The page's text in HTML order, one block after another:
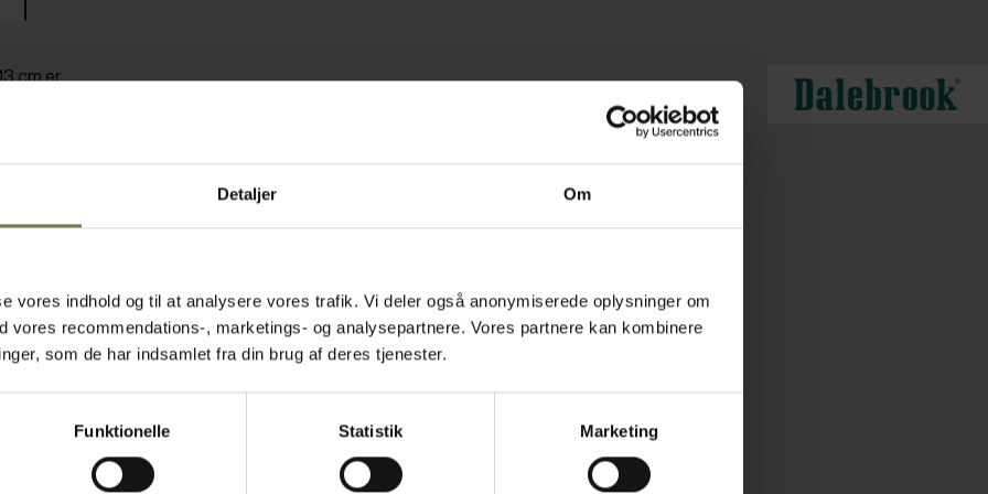
Detaljer Om
vores indhold og til at analysere vores trafik. Vi deler også anonymiserede oplysninger om
vores recommendations-, marketings- og analysepartnere. Vores partnere kan kombinere
som de har indsamlet fra din brug af deres tjenester.
Funktionelle Statistik Marketing
cm er
yderside
let rødbrun
og robust,
i kantiner,
har en høj
til både
inderside
flot og
formstabilt
i
til